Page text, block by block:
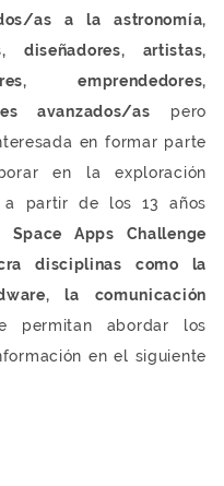
as a la astronomía,
diseñadores, artistas,
emprendedores,
avanzados/as pero
en formar parte
en la exploración
a partir de los 13 años
Space Apps Challenge
disciplinas como la
la comunicación
permitan abordar los
en el siguiente